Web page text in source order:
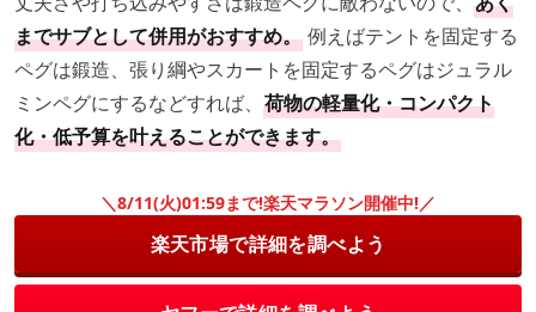
までサブとして併用がおすすめ。 例えばテントを固定する
ペグは鍛造、張り綱やスカートを固定するペグはジュラル
ミンペグにするなどすれば、 荷物の軽量化・コンパクト
化・低予算を叶えることができます。
＼8/11(火)01:59まで!楽天マラソン開催中!／
楽天市場で詳細を調べよう